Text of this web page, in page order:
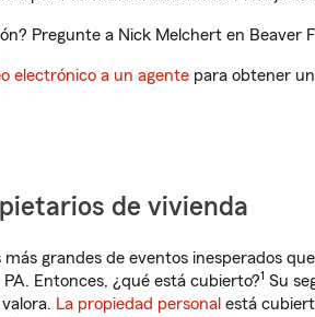
Pregunte a Nick Melchert en Beaver
electrónico a un agente para obtener
de vivienda
más grandes de eventos inesperados
PA. Entonces, ¿qué está cubierto?1 Su
La propiedad personal está